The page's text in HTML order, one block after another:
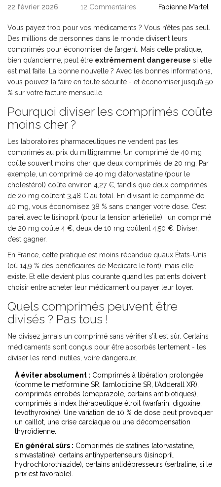
22 février 2026 12 Commentaires Fabienne Martel
Vous payez trop pour vos médicaments ? Vous n’êtes pas seul.
Des millions de personnes dans le monde divisent leurs
comprimés pour économiser de l’argent. Mais cette pratique,
bien qu’ancienne, peut être extrêmement dangereuse si elle
est mal faite. La bonne nouvelle ? Avec les bonnes informations,
vous pouvez la faire en toute sécurité - et économiser jusqu’à 50
% sur votre facture mensuelle.
Pourquoi diviser les comprimés coûte
moins cher ?
Les laboratoires pharmaceutiques ne vendent pas les
comprimés au prix du milligramme. Un comprimé de 40 mg
coûte souvent moins cher que deux comprimés de 20 mg. Par
exemple, un comprimé de 40 mg d’atorvastatine (pour le
cholestérol) coûte environ 4,27 €, tandis que deux comprimés
de 20 mg coûtent 3,48 € au total. En divisant le comprimé de
40 mg, vous économisez 38 % sans changer votre dose. C’est
pareil avec le lisinopril (pour la tension artérielle) : un comprimé
de 20 mg coûte 4 €, deux de 10 mg coûtent 4,50 €. Diviser,
c’est gagner.
En France, cette pratique est moins répandue qu’aux États-Unis
(où 14,9 % des bénéficiaires de Medicare le font), mais elle
existe. Et elle devient plus courante quand les patients doivent
choisir entre acheter leur médicament ou payer leur loyer.
Quels comprimés peuvent être
divisés ? Pas tous !
Ne divisez jamais un comprimé sans vérifier s’il est sûr. Certains
médicaments sont conçus pour être absorbés lentement - les
diviser les rend inutiles, voire dangereux.
À éviter absolument : Comprimés à libération prolongée
(comme le metformine SR, l’amlodipine SR, l’Adderall XR),
comprimés enrobés (omeprazole, certains antibiotiques),
comprimés à index thérapeutique étroit (warfarin, digoxine,
lévothyroxine). Une variation de 10 % de dose peut provoquer
un caillot, une crise cardiaque ou une décompensation
thyroïdienne.
En général sûrs : Comprimés de statines (atorvastatine,
simvastatine), certains antihypertenseurs (lisinopril,
hydrochlorothiazide), certains antidépresseurs (sertraline, si le
prix est favorable).